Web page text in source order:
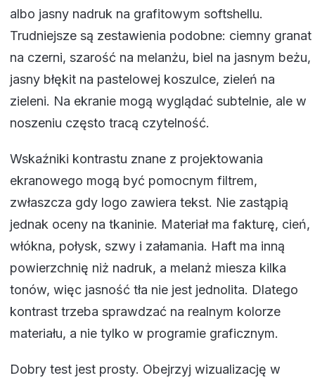
albo jasny nadruk na grafitowym softshellu.
Trudniejsze są zestawienia podobne: ciemny granat
na czerni, szarość na melanżu, biel na jasnym beżu,
jasny błękit na pastelowej koszulce, zieleń na
zieleni. Na ekranie mogą wyglądać subtelnie, ale w
noszeniu często tracą czytelność.
Wskaźniki kontrastu znane z projektowania
ekranowego mogą być pomocnym filtrem,
zwłaszcza gdy logo zawiera tekst. Nie zastąpią
jednak oceny na tkaninie. Materiał ma fakturę, cień,
włókna, połysk, szwy i załamania. Haft ma inną
powierzchnię niż nadruk, a melanż miesza kilka
tonów, więc jasność tła nie jest jednolita. Dlatego
kontrast trzeba sprawdzać na realnym kolorze
materiału, a nie tylko w programie graficznym.
Dobry test jest prosty. Obejrzyj wizualizację w